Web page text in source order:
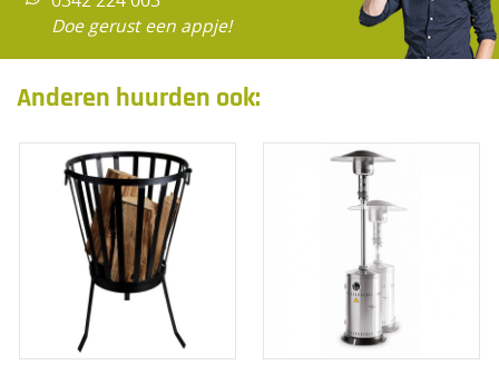
Doe gerust een appje!
Anderen huurden ook: